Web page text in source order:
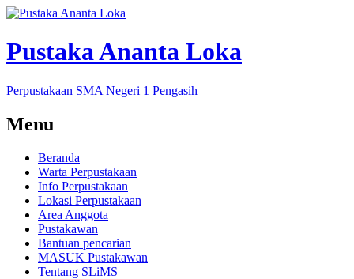
Pustaka Ananta Loka
Perpustakaan SMA Negeri 1 Pengasih
Menu
Beranda
Warta Perpustakaan
Info Perpustakaan
Lokasi Perpustakaan
Area Anggota
Pustakawan
Bantuan pencarian
MASUK Pustakawan
Tentang SLiMS